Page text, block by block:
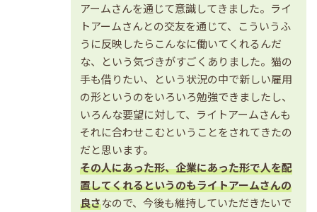
アームさんを通じて意識してきました。ライ
トアームさんとの交友を通じて、こういうふ
うに反映したらこんなに働いてくれるんだ
な、という気づきがすごくありました。猫の
手も借りたい、という状況の中で新しい雇用
の形というのをいろいろ勉強できましたし、
いろんな要望に対して、ライトアームさんも
それに合わせこむということをされてきたの
だと思います。
その人にあった形、企業にあった形で人を配
置してくれるというのもライトアームさんの
良さなので、今後も維持していただきたいで